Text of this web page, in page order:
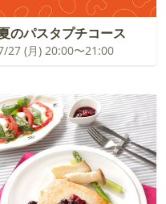
のパスタプチコース
27 (月) 20:00〜21:00